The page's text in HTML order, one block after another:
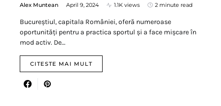
Alex Muntean April 9, 2024 1.1K views 2 minute read
Bucureștiul, capitala României, oferă numeroase
oportunități pentru a practica sportul și a face mișcare în
mod activ. De…
CITESTE MAI MULT